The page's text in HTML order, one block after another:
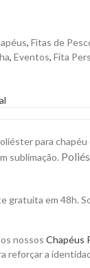
, Fitas de
, Eventos, Fita
para chapéu
sublimação.
gratuita em 48h.
nossos Chapéus
reforçar a